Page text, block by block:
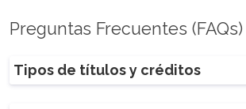
Preguntas Frecuentes (FAQs)
Tipos de títulos y créditos